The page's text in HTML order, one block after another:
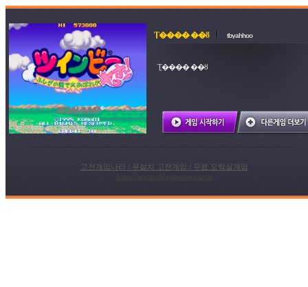
Ʈ���� ��ȣ tbyahhoo
Ʈ���� ��ȣ
고전게임나라 / 무설치 고전게임 / 무료 오락실게임